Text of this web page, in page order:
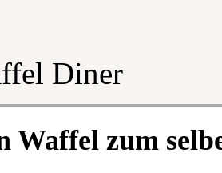
Diner
Waffel zum